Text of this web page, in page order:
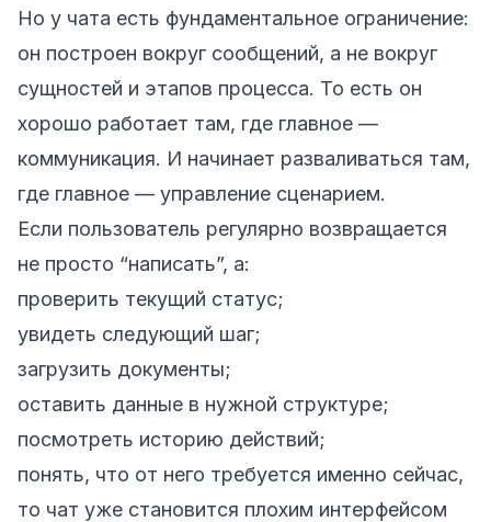
Но у чата есть фундаментальное ограничение:
он построен вокруг сообщений, а не вокруг
сущностей и этапов процесса. То есть он
хорошо работает там, где главное —
коммуникация. И начинает разваливаться там,
где главное — управление сценарием.
Если пользователь регулярно возвращается
не просто “написать”, а:
проверить текущий статус;
увидеть следующий шаг;
загрузить документы;
оставить данные в нужной структуре;
посмотреть историю действий;
понять, что от него требуется именно сейчас,
то чат уже становится плохим интерфейсом